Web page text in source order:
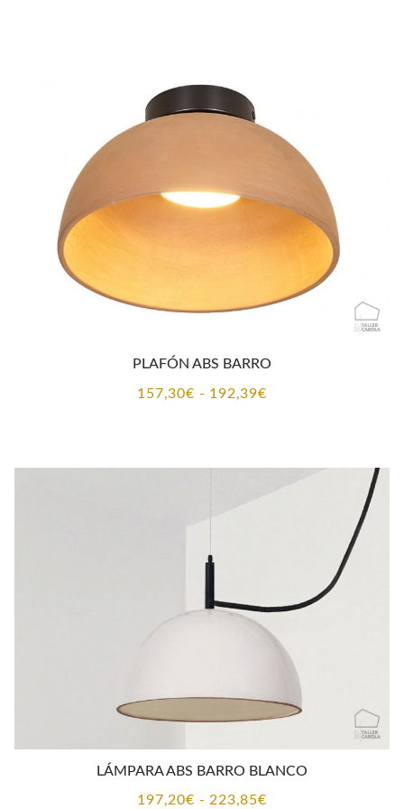
PLAFÓN ABS BARRO
157,30€ - 192,39€Rango
desde
LÁMPARA ABS BARRO BLANCO
197,20€ - 223,85€Rango